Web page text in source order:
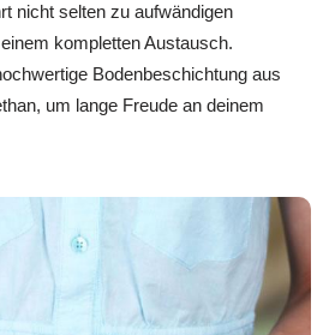
nicht selten zu aufwändigen
kompletten Austausch.
Bodenbeschichtung aus
um lange Freude an deinem